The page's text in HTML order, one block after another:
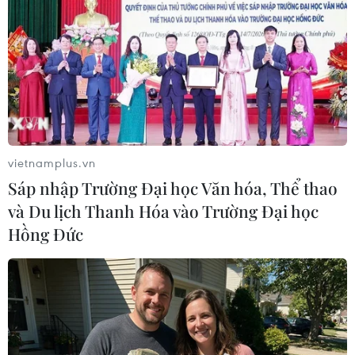
TIN LIÊN QUAN
vietnamplus.vn
Sáp nhập Trường Đại học Văn hóa, Thể thao
và Du lịch Thanh Hóa vào Trường Đại học
Hồng Đức